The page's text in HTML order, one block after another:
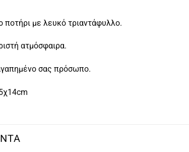
ποτήρι με λευκό τριαντάφυλλο.
ατμόσφαιρα.
σας πρόσωπο.